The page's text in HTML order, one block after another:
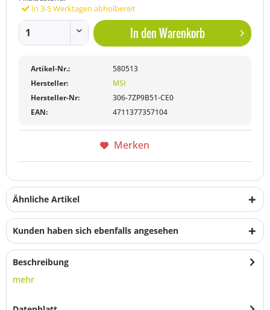
In 3-5 Werktagen abholbereit
In denWarenkorb
Artikel-Nr.:
580513
Hersteller:
MSI
Hersteller-Nr:
306-7ZP9B51-CE0
EAN:
4711377357104
Merken
Ähnliche Artikel
Kunden haben sich ebenfalls angesehen
Beschreibung
mehr